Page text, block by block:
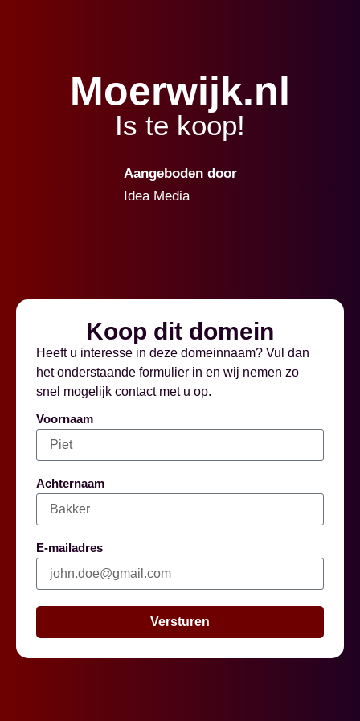
Moerwijk.nl
Is te koop!
Aangeboden door
Idea Media
Koop dit domein
Heeft u interesse in deze domeinnaam? Vul dan
het onderstaande formulier in en wij nemen zo
snel mogelijk contact met u op.
Voornaam
Achternaam
E-mailadres
Versturen